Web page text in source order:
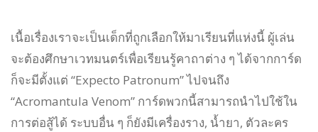
เนื้อเรื่องเราจะเป็นเด็กที่ถูกเลือกให้มาเรียนที่แห่งนี้ ผู้เล่น
จะต้องศึกษาเวทมนตร์เพื่อเรียนรู้คาถาต่าง ๆ ได้จากการ์ด
ก็จะมีตั้งแต่ “Expecto Patronum” ไปจนถึง
“Acromantula Venom” การ์ดพวกนี้สามารถนำไปใช้ใน
การต่อสู้ได้ ระบบอื่น ๆ ก็ยังมีเครื่องราง, น้ำยา, ตัวละคร